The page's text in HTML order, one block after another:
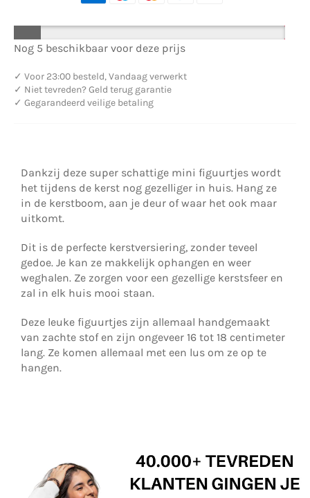
Nog 5 beschikbaar voor deze prijs
✓ Voor 23:00 besteld, Vandaag verwerkt
✓ Niet tevreden? Geld terug garantie
✓ Gegarandeerd veilige betaling
Dankzij deze super schattige mini figuurtjes wordt
het tijdens de kerst nog gezelliger in huis. Hang ze
in de kerstboom, aan je deur of waar het ook maar
uitkomt.
Dit is de perfecte kerstversiering, zonder teveel
gedoe. Je kan ze makkelijk ophangen en weer
weghalen. Ze zorgen voor een gezellige kerstsfeer en
zal in elk huis mooi staan.
Deze leuke figuurtjes zijn allemaal handgemaakt
van zachte stof en zijn ongeveer 16 tot 18 centimeter
lang. Ze komen allemaal met een lus om ze op te
hangen.